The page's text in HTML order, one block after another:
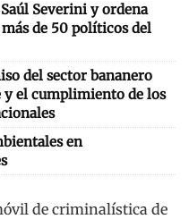
Severini y ordena
de 50 políticos del
del sector bananero
el cumplimiento de los
en
de criminalística de